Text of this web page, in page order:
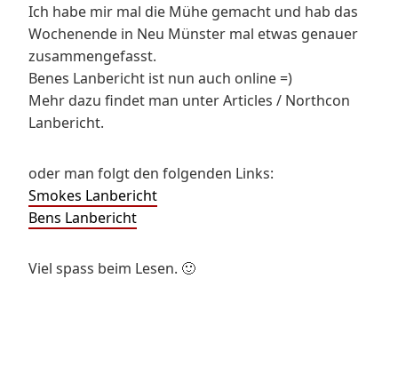
Ich habe mir mal die Mühe gemacht und hab das
Wochenende in Neu Münster mal etwas genauer
zusammengefasst.
Benes Lanbericht ist nun auch online =)
Mehr dazu findet man unter Articles / Northcon
Lanbericht.
oder man folgt den folgenden Links:
Smokes Lanbericht
Bens Lanbericht
Viel spass beim Lesen. 🙂